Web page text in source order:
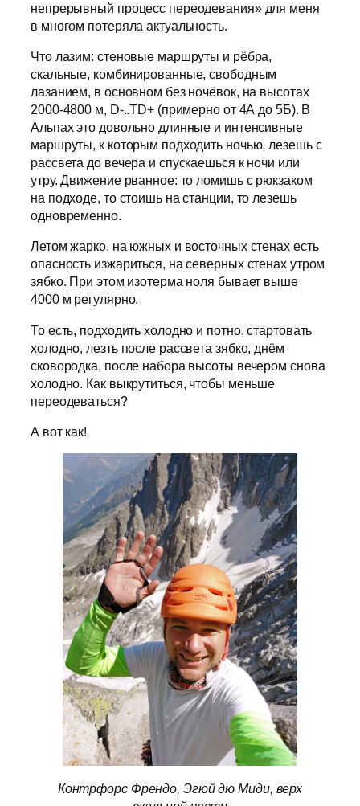
непрерывный процесс переодевания» для меня
в многом потеряла актуальность.
Что лазим: стеновые маршруты и рёбра,
скальные, комбинированные, свободным
лазанием, в основном без ночёвок, на высотах
2000-4800 м, D-..TD+ (примерно от 4А до 5Б). В
Альпах это довольно длинные и интенсивные
маршруты, к которым подходить ночью, лезешь с
рассвета до вечера и спускаешься к ночи или
утру. Движение рванное: то ломишь с рюкзаком
на подходе, то стоишь на станции, то лезешь
одновременно.
Летом жарко, на южных и восточных стенах есть
опасность изжариться, на северных стенах утром
зябко. При этом изотерма ноля бывает выше
4000 м регулярно.
То есть, подходить холодно и потно, стартовать
холодно, лезть после рассвета зябко, днём
сковородка, после набора высоты вечером снова
холодно. Как выкрутиться, чтобы меньше
переодеваться?
А вот как!
Контрфорс Френдо, Эгюй дю Миди, верх